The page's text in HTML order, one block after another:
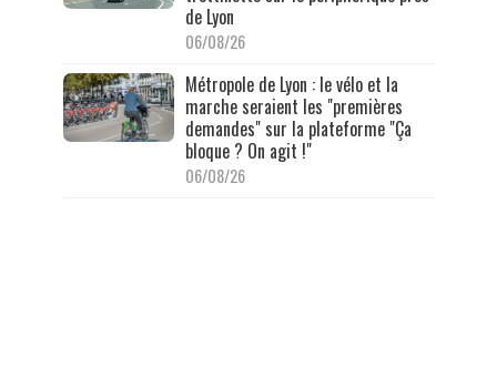
de Lyon
06/08/26
Métropole de Lyon : le vélo et la
marche seraient les "premières
demandes" sur la plateforme "Ça
bloque ? On agit !"
06/08/26